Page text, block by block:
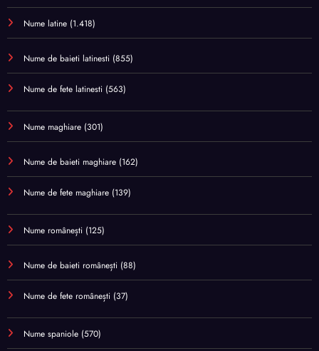
Nume latine (1.418)
Nume de baieti latinesti (855)
Nume de fete latinesti (563)
Nume maghiare (301)
Nume de baieti maghiare (162)
Nume de fete maghiare (139)
Nume românești (125)
Nume de baieti românești (88)
Nume de fete românești (37)
Nume spaniole (570)